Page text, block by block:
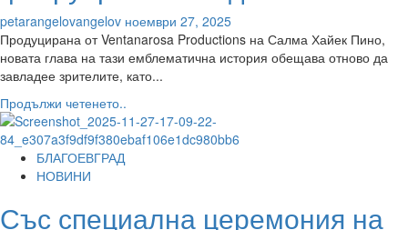
petarangelovangelov ноември 27, 2025
Продуцирана от Ventanarosa Productions на Салма Хайек Пино,
новата глава на тази емблематична история обещава отново да
завладее зрителите, като...
Продължи четенето..
more
about
сезон
БЛАГОЕВГРАД
НОВИНИ
Със специална церемония на